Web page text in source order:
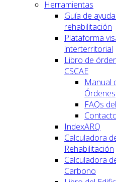
Herramientas
Guía de
rehabilitación
Plataforma
interterritorial
Libro de
CSCAE
Manual
Órdenes
FAQs
IndexARQ
Calculadora
Rehabilitación
Calculadora
Carbono